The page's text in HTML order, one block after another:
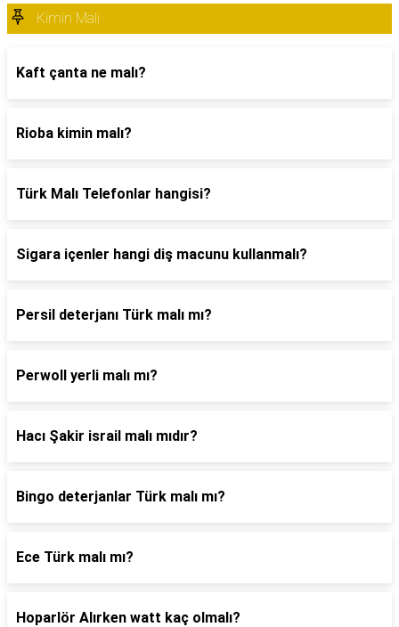
Kimin Malı
Kaft çanta ne malı?
Rioba kimin malı?
Türk Malı Telefonlar hangisi?
Sigara içenler hangi diş macunu kullanmalı?
Persil deterjanı Türk malı mı?
Perwoll yerli malı mı?
Hacı Şakir israil malı mıdır?
Bingo deterjanlar Türk malı mı?
Ece Türk malı mı?
Hoparlör Alırken watt kaç olmalı?